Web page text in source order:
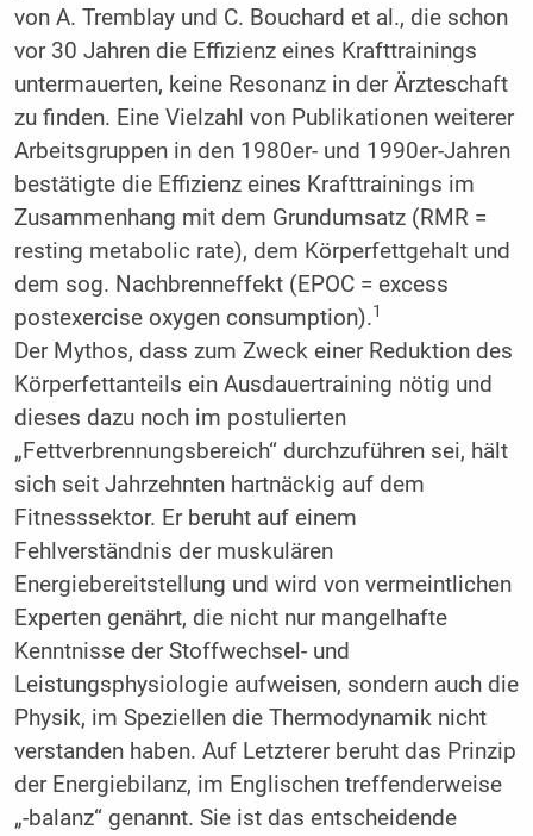
von A. Tremblay und C. Bouchard et al., die schon
vor 30 Jahren die Effizienz eines Krafttrainings
untermauerten, keine Resonanz in der Ärzteschaft
zu finden. Eine Vielzahl von Publikationen weiterer
Arbeitsgruppen in den 1980er- und 1990er-Jahren
bestätigte die Effizienz eines Krafttrainings im
Zusammenhang mit dem Grundumsatz (RMR =
resting metabolic rate), dem Körperfettgehalt und
dem sog. Nachbrenneffekt (EPOC = excess
postexercise oxygen consumption).1
Der Mythos, dass zum Zweck einer Reduktion des
Körperfettanteils ein Ausdauertraining nötig und
dieses dazu noch im postulierten
„Fettverbrennungsbereich“ durchzuführen sei, hält
sich seit Jahrzehnten hartnäckig auf dem
Fitnesssektor. Er beruht auf einem
Fehlverständnis der muskulären
Energiebereitstellung und wird von vermeintlichen
Experten genährt, die nicht nur mangelhafte
Kenntnisse der Stoffwechsel- und
Leistungsphysiologie aufweisen, sondern auch die
Physik, im Speziellen die Thermodynamik nicht
verstanden haben. Auf Letzterer beruht das Prinzip
der Energiebilanz, im Englischen treffenderweise
„-balanz“ genannt. Sie ist das entscheidende